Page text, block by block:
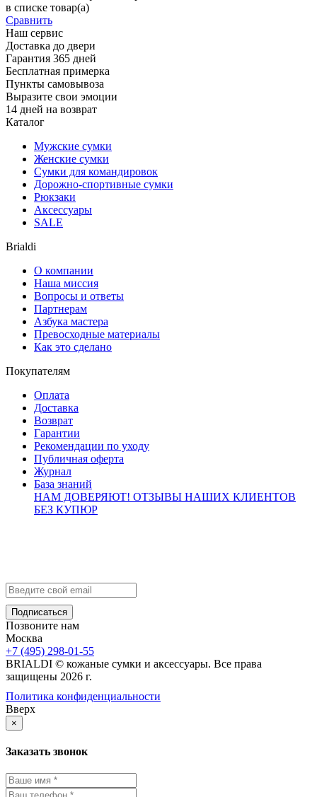
в списке товар(а)
Сравнить
Наш сервис
Доставка до двери
Гарантия 365 дней
Бесплатная примерка
Пункты самовывоза
Выразите свои эмоции
14 дней на возврат
Каталог
Мужские сумки
Женские сумки
Сумки для командировок
Дорожно-спортивные сумки
Рюкзаки
Аксессуары
SALE
Brialdi
О компании
Наша миссия
Вопросы и ответы
Партнерам
Азбука мастера
Превосходные материалы
Как это сделано
Покупателям
Оплата
Доставка
Возврат
Гарантии
Рекомендации по уходу
Публичная оферта
Журнал
База знаний
НАМ ДОВЕРЯЮТ! ОТЗЫВЫ НАШИХ КЛИЕНТОВ
БЕЗ КУПЮР
Позвоните нам
Москва
+7 (495) 298-01-55
BRIALDI © кожаные сумки и аксессуары. Все права
защищены 2026 г.
Политика конфиденциальности
Вверх
×
Заказать звонок